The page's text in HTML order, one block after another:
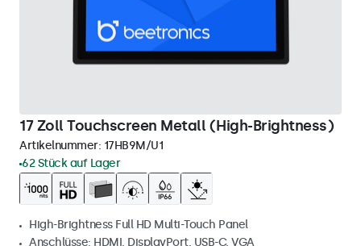
17 Zoll Touchscreen Metall (High-Brightness)
Artikelnummer: 17HB9M/U1
62 Stück auf Lager
High-Brightness Full HD Multi-Touch Panel
Anschlüsse: HDMI, DisplayPort, USB-C, VGA